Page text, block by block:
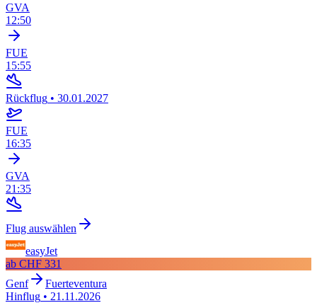
GVA
12:50
FUE
15:55
Rückflug • 30.01.2027
FUE
16:35
GVA
21:35
Flug auswählen
easyJet
ab CHF 331
Genf
Fuerteventura
Hinflug • 21.11.2026